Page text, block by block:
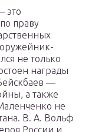
это
праву
не только
награды
—
а также
не
В. А. Вольф
России и